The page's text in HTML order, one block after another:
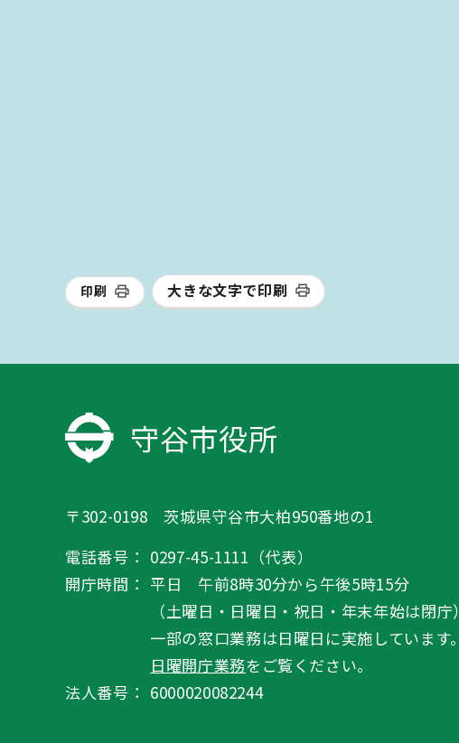
印刷 大きな文字で印刷
守谷市役所
〒302-0198 茨城県守谷市大柏950番地の1
電話番号： 0297-45-1111（代表）
開庁時間： 平日 午前8時30分から午後5時15分
（土曜日・日曜日・祝日・年末年始は閉庁）
一部の窓口業務は日曜日に実施しています。
日曜開庁業務をご覧ください。
法人番号： 6000020082244